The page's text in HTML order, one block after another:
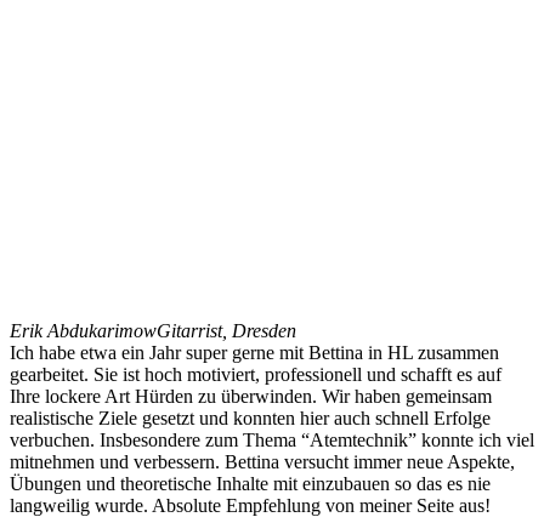
Erik AbdukarimowGitarrist, Dresden
Ich habe etwa ein Jahr super gerne mit Bettina in HL zusammen
gearbeitet. Sie ist hoch motiviert, professionell und schafft es auf
Ihre lockere Art Hürden zu überwinden. Wir haben gemeinsam
realistische Ziele gesetzt und konnten hier auch schnell Erfolge
verbuchen. Insbesondere zum Thema “Atemtechnik” konnte ich viel
mitnehmen und verbessern. Bettina versucht immer neue Aspekte,
Übungen und theoretische Inhalte mit einzubauen so das es nie
langweilig wurde. Absolute Empfehlung von meiner Seite aus!